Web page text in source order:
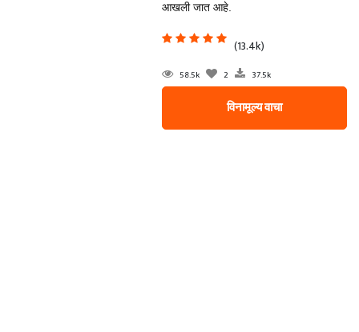
आखली जात आहे.
(13.4k)
58.5k 2 37.5k
विनामूल्य वाचा